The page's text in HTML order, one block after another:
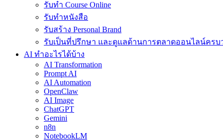
รับทำ Course Online
รับทำหนังสือ
รับสร้าง Personal Brand
รับเป็นที่ปรึกษา และดูแลด้านการตลาดออนไลน์ครบ
AI ทำอะไรได้บ้าง
AI Transformation
Prompt AI
AI Automation
OpenClaw
AI Image
ChatGPT
Gemini
n8n
NotebookLM